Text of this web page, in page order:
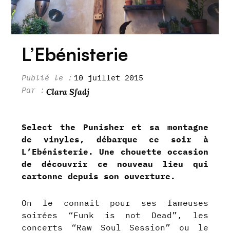
L’Ebénisterie
10 juillet 2015
Clara Sfadj
Select the Punisher et sa montagne
de vinyles, débarque ce soir à
L’Ebénisterie. Une chouette occasion
de découvrir ce nouveau lieu qui
cartonne depuis son ouverture.
On le connait pour ses fameuses
soirées “Funk is not Dead”, les
concerts “Raw Soul Session” ou le